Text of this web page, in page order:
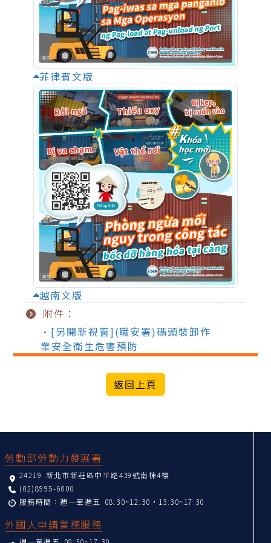
菲律賓文版
越南文版
附件：
•[另開新視窗](職安署)碼頭裝卸作
業安全衛生危害預防
勞動部勞動力發展署
24219 新北市新莊區中平路439號南棟4樓
(02)8995-6000
服務時間：週一至週五 08:30~12:30，13:30~17:30
外國人申請業務服務